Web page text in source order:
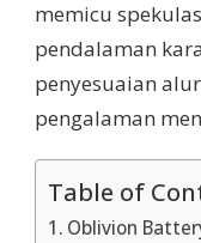
memicu
pendalaman
penyesuaian
pengalaman
Table of
Oblivion